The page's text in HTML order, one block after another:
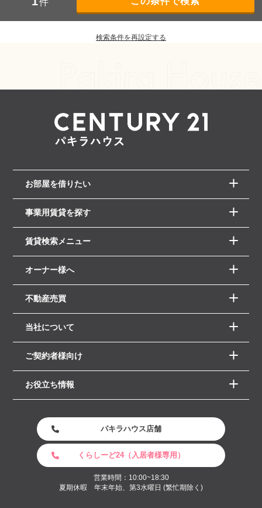
件
検索条件を再設定する
お部屋を借りたい
事業用賃貸を探す
賃貸検索メニュー
オーナー様へ
不動産売買
当社について
ご契約者様向け
お役立ち情報
パキラハウス店舗
くらしーど24（入居者様専用）
営業時間：10:00~18:30
夏期休暇 年末年始、第3水曜日 (繁忙期除く)